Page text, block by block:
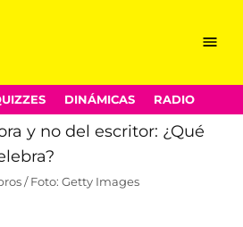
Menu
DINÁMICAS RADIO
/ Foto: Getty Images